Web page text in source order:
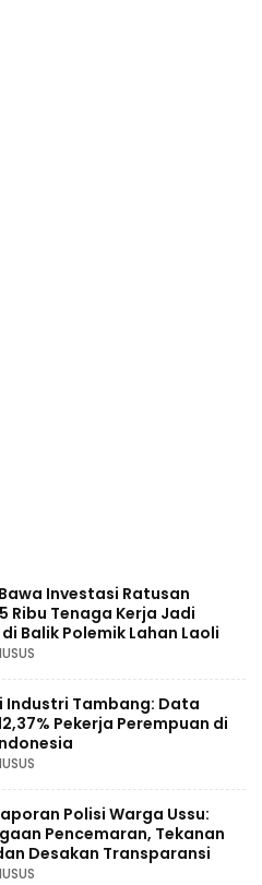
Bawa Investasi Ratusan
Ribu Tenaga Kerja Jadi
Balik Polemik Lahan Laoli
Industri Tambang: Data
Pekerja Perempuan di
Polisi Warga Ussu:
Pencemaran, Tekanan
Desakan Transparansi